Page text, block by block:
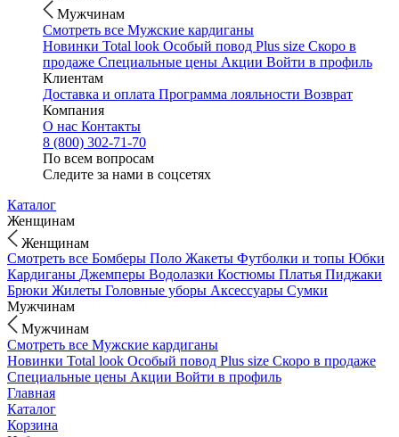
Мужчинам
Смотреть все Мужские кардиганы
Новинки Total look Особый повод Plus size Скоро в
продаже Специальные цены Акции Войти в профиль
Клиентам
Доставка и оплата Программа лояльности Возврат
Компания
О нас Контакты
8 (800) 302-71-70
По всем вопросам
Следите за нами в соцсетях
Каталог
Женщинам
Женщинам
Смотреть все Бомберы Поло Жакеты Футболки и топы Юбки
Кардиганы Джемперы Водолазки Костюмы Платья Пиджаки
Брюки Жилеты Головные уборы Аксессуары Сумки
Мужчинам
Мужчинам
Смотреть все Мужские кардиганы
Новинки Total look Особый повод Plus size Скоро в продаже
Специальные цены Акции Войти в профиль
Главная
Каталог
Корзина